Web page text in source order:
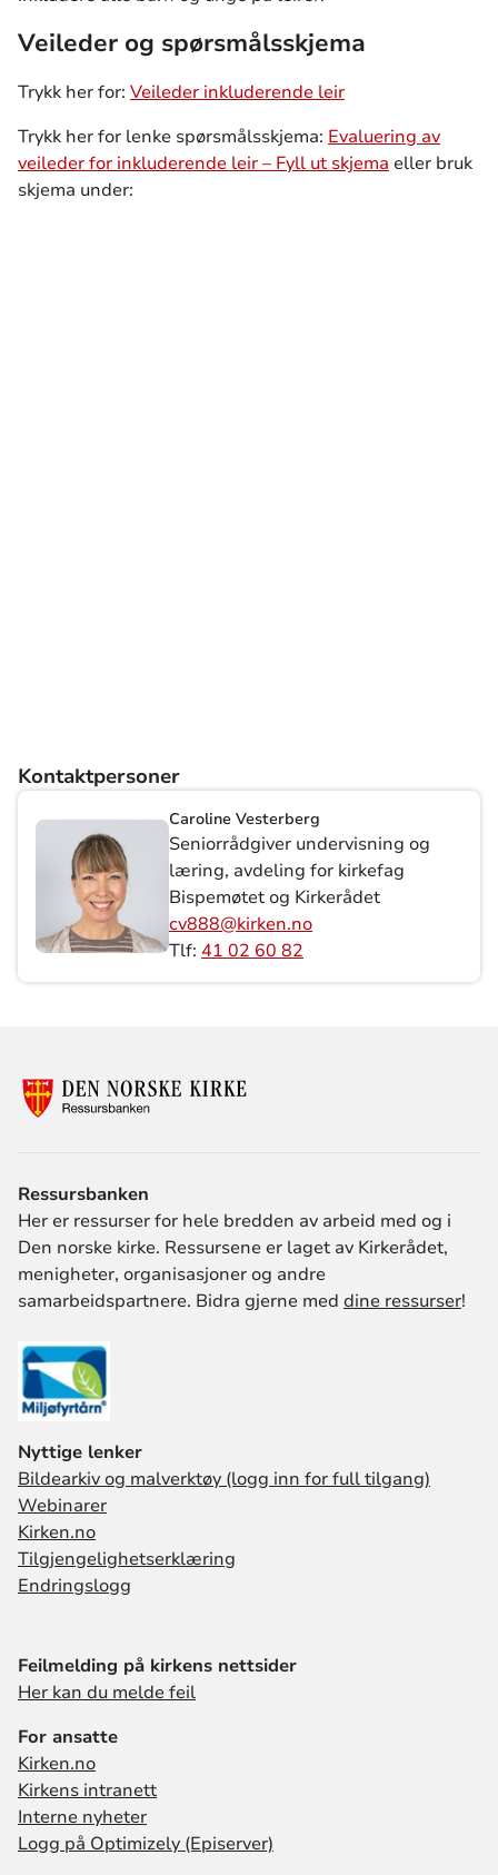
Veileder og spørsmålsskjema
Trykk her for: Veileder inkluderende leir
Trykk her for lenke spørsmålsskjema: Evaluering av
veileder for inkluderende leir – Fyll ut skjema eller bruk
skjema under:
Kontaktpersoner
Caroline Vesterberg
Seniorrådgiver undervisning og
læring, avdeling for kirkefag
Bispemøtet og Kirkerådet
cv888@kirken.no
Tlf: 41 02 60 82
Ressursbanken
Her er ressurser for hele bredden av arbeid med og i
Den norske kirke. Ressursene er laget av Kirkerådet,
menigheter, organisasjoner og andre
samarbeidspartnere. Bidra gjerne med dine ressurser!
Nyttige lenker
Bildearkiv og malverktøy (logg inn for full tilgang)
Webinarer
Kirken.no
Tilgjengelighetserklæring
Endringslogg
Feilmelding på kirkens nettsider
Her kan du melde feil
For ansatte
Kirken.no
Kirkens intranett
Interne nyheter
Logg på Optimizely (Episerver)